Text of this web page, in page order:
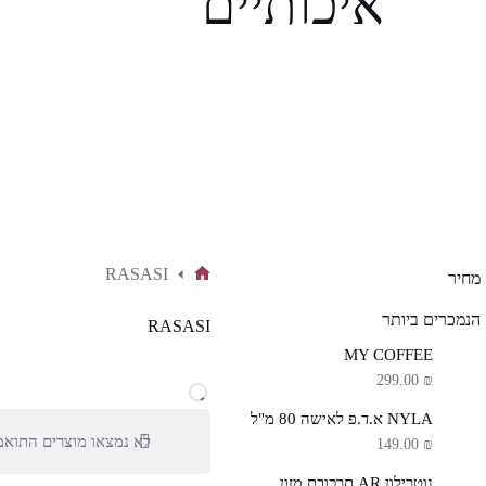
RASASI
RASASI
לא נמצאו מוצרים
מחיר
הנמכרים ביותר
MY COFFEE
299.00 ₪
NYLA א.ד.פ לאישה 80 מ"ל
149.00 ₪